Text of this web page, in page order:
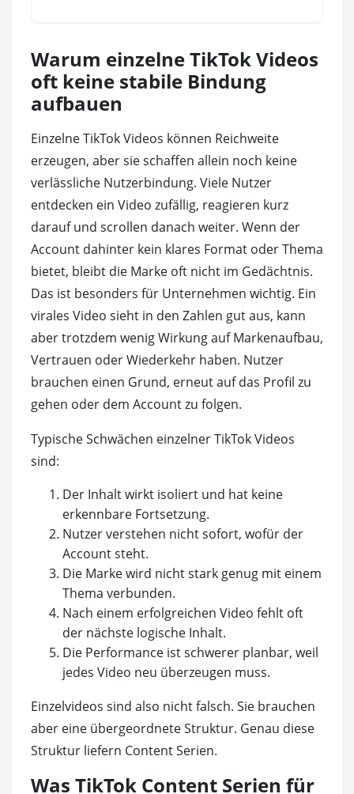
Warum einzelne TikTok Videos
oft keine stabile Bindung
aufbauen
Einzelne TikTok Videos können Reichweite
erzeugen, aber sie schaffen allein noch keine
verlässliche Nutzerbindung. Viele Nutzer
entdecken ein Video zufällig, reagieren kurz
darauf und scrollen danach weiter. Wenn der
Account dahinter kein klares Format oder Thema
bietet, bleibt die Marke oft nicht im Gedächtnis.
Das ist besonders für Unternehmen wichtig. Ein
virales Video sieht in den Zahlen gut aus, kann
aber trotzdem wenig Wirkung auf Markenaufbau,
Vertrauen oder Wiederkehr haben. Nutzer
brauchen einen Grund, erneut auf das Profil zu
gehen oder dem Account zu folgen.
Typische Schwächen einzelner TikTok Videos
sind:
Der Inhalt wirkt isoliert und hat keine
erkennbare Fortsetzung.
Nutzer verstehen nicht sofort, wofür der
Account steht.
Die Marke wird nicht stark genug mit einem
Thema verbunden.
Nach einem erfolgreichen Video fehlt oft
der nächste logische Inhalt.
Die Performance ist schwerer planbar, weil
jedes Video neu überzeugen muss.
Einzelvideos sind also nicht falsch. Sie brauchen
aber eine übergeordnete Struktur. Genau diese
Struktur liefern Content Serien.
Was TikTok Content Serien für